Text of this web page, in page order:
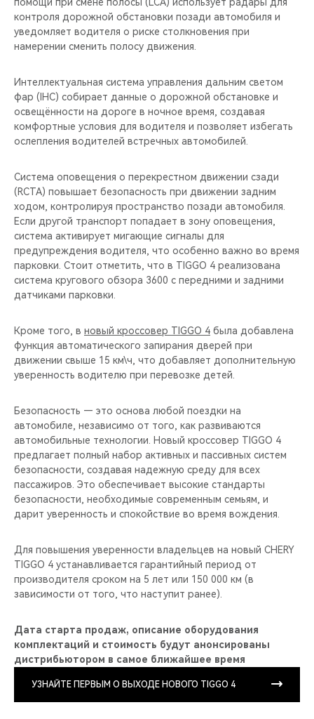
помощи при смене полосы (LCA) использует радары для
контроля дорожной обстановки позади автомобиля и
уведомляет водителя о риске столкновения при
намерении сменить полосу движения.
Интеллектуальная система управления дальним светом
фар (IHC) собирает данные о дорожной обстановке и
освещённости на дороге в ночное время, создавая
комфортные условия для водителя и позволяет избегать
ослепления водителей встречных автомобилей.
Система оповещения о перекрестном движении сзади
(RCTA) повышает безопасность при движении задним
ходом, контролируя пространство позади автомобиля.
Если другой транспорт попадает в зону оповещения,
система активирует мигающие сигналы для
предупреждения водителя, что особенно важно во время
парковки. Стоит отметить, что в TIGGO 4 реализована
система кругового обзора 3600 с передними и задними
датчиками парковки.
Кроме того, в новый кроссовер TIGGO 4 была добавлена
функция автоматического запирания дверей при
движении свыше 15 км\ч, что добавляет дополнительную
уверенность водителю при перевозке детей.
Безопасность — это основа любой поездки на
автомобиле, независимо от того, как развиваются
автомобильные технологии. Новый кроссовер TIGGO 4
предлагает полный набор активных и пассивных систем
безопасности, создавая надежную среду для всех
пассажиров. Это обеспечивает высокие стандарты
безопасности, необходимые современным семьям, и
дарит уверенность и спокойствие во время вождения.
Для повышения уверенности владельцев на новый CHERY
TIGGO 4 устанавливается гарантийный период от
производителя сроком на 5 лет или 150 000 км (в
зависимости от того, что наступит ранее).
Дата старта продаж, описание оборудования
комплектаций и стоимость будут анонсированы
дистрибьютором в самое ближайшее время
УЗНАЙТЕ ПЕРВЫМ О ВЫХОДЕ НОВОГО TIGGO 4